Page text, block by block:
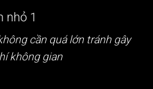
cần quá lớn tránh gây
không gian